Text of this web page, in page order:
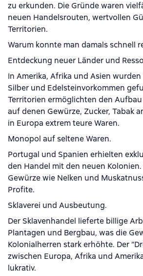
zu erkunden. Die Gründe waren
neuen Handelsrouten, wertvollen
Territorien.
Warum konnte man damals schnell
Entdeckung neuer Länder und
In Amerika, Afrika und Asien
Silber und Edelsteinvorkommen
Territorien ermöglichten den
auf denen Gewürze, Zucker, Tabak
in Europa extrem teure Waren.
Monopol auf seltene Waren.
Portugal und Spanien erhielten
den Handel mit den neuen
Gewürze wie Nelken und
Profite.
Sklaverei und Ausbeutung.
Der Sklavenhandel lieferte billige
Plantagen und Bergbau, was die
Kolonialherren stark erhöhte. Der
zwischen Europa, Afrika und
lukrativ.